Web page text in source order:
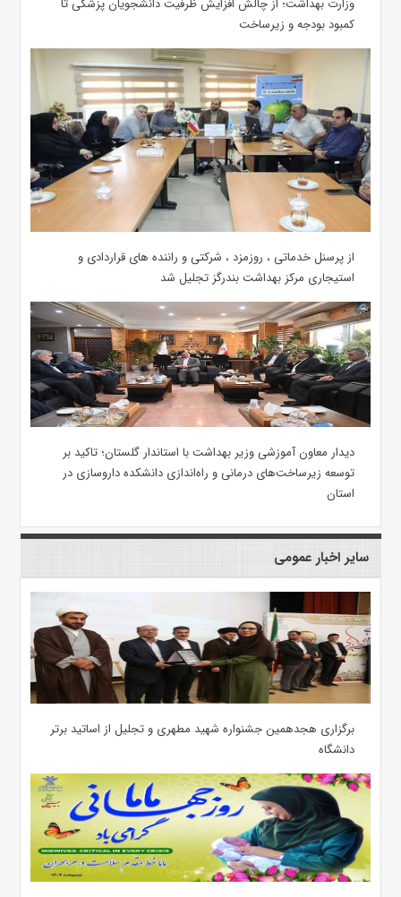
وزارت بهداشت؛ از چالش افزایش ظرفیت دانشجویان ‌پزشکی تا
کمبود بودجه و زیرساخت
از پرسنل خدماتی ، روزمزد ، شرکتی و راننده های قراردادی و
استیجاری مرکز بهداشت بندرگز تجلیل شد
دیدار معاون آموزشی وزیر بهداشت با استاندار گلستان؛ تاکید بر
توسعه زیرساخت‌های درمانی و راه‌اندازی دانشکده داروسازی در
استان
سایر اخبار عمومی
برگزاری هجدهمین جشنواره شهید مطهری و تجلیل از اساتید برتر
دانشگاه